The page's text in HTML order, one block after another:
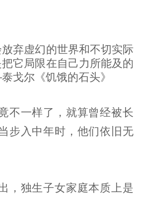
弃虚幻的世界和不切实际
它局限在自己力所能及的
戈尔《饥饿的石头》
不一样了，就算曾经被长
步入中年时，他们依旧无
，独生子女家庭本质上是